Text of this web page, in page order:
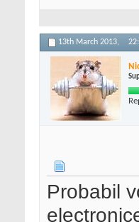
13th March 2013,
Probabil